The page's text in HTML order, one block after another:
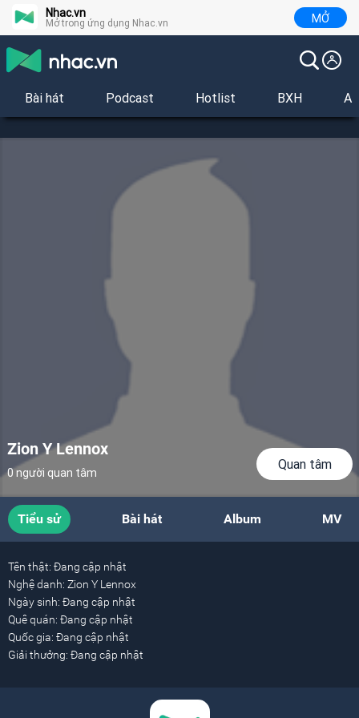
Nhac.vn
Mở trong ứng dụng Nhac.vn MỞ
Bài hát Podcast Hotlist BXH
Zion Y Lennox
0 người quan tâm
Quan tâm
Tiểu sử Bài hát Album MV
Tên thật: Đang cập nhật
Nghệ danh: Zion Y Lennox
Ngày sinh: Đang cập nhật
Quê quán: Đang cập nhật
Quốc gia: Đang cập nhật
Giải thưởng: Đang cập nhật